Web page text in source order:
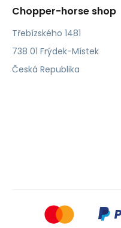
Chopper-horse shop
Třebízského 1481
738 01 Frýdek-Místek
Česká Republika